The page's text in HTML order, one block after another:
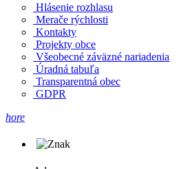
Hlásenie rozhlasu
Merače rýchlosti
Kontakty
Projekty obce
Všeobecné záväzné nariadenia
Úradná tabuľa
Transparentná obec
GDPR
hore